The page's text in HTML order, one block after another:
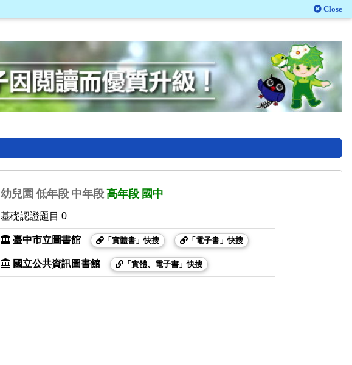
Close
幼兒園 低年段 中年段 高年段 國中
基礎認證題目 0
臺中市立圖書館 「實體書」快搜 「電子書」快搜
國立公共資訊圖書館 「實體、電子書」快搜